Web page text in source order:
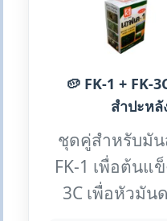
🥔 FK-1 + FK-
สำปะหลั
ชุดคู่สำหรับมัน
FK-1 เพื่อต้นแ
3C เพื่อหัวมัน